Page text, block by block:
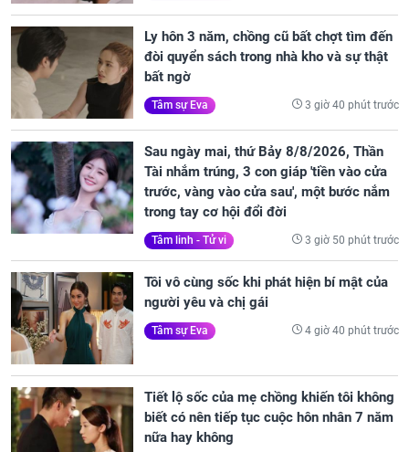
Ly hôn 3 năm, chồng cũ bất chợt tìm đến
đòi quyển sách trong nhà kho và sự thật
bất ngờ
Tâm sự Eva 3 giờ 40 phút trước
Sau ngày mai, thứ Bảy 8/8/2026, Thần
Tài nhắm trúng, 3 con giáp 'tiền vào cửa
trước, vàng vào cửa sau', một bước nắm
trong tay cơ hội đổi đời
Tâm linh - Tử vi 3 giờ 50 phút trước
Tôi vô cùng sốc khi phát hiện bí mật của
người yêu và chị gái
Tâm sự Eva 4 giờ 40 phút trước
Tiết lộ sốc của mẹ chồng khiến tôi không
biết có nên tiếp tục cuộc hôn nhân 7 năm
nữa hay không